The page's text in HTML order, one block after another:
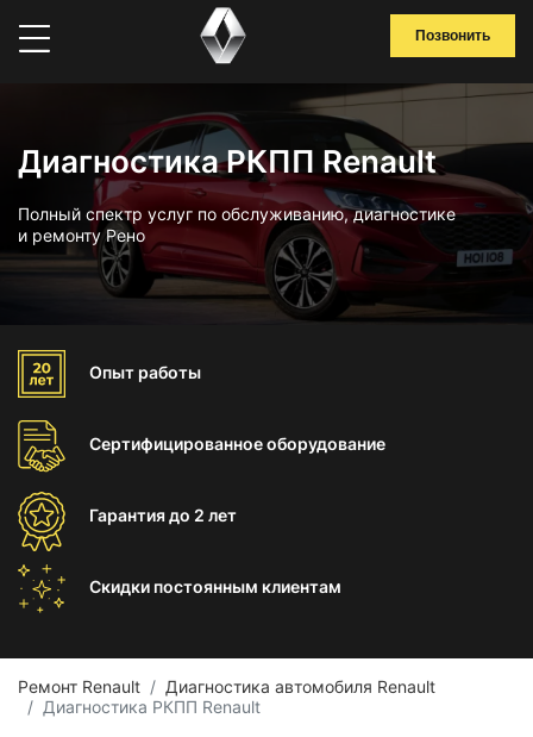
Позвонить
Диагностика РКПП Renault
Полный спектр услуг по обслуживанию, диагностике
и ремонту Рено
Опыт работы
Сертифицированноеоборудование
Гарантиядо 2 лет
Скидки постоянным клиентам
Ремонт Renault
Диагностика автомобиля Renault
Диагностика РКПП Renault